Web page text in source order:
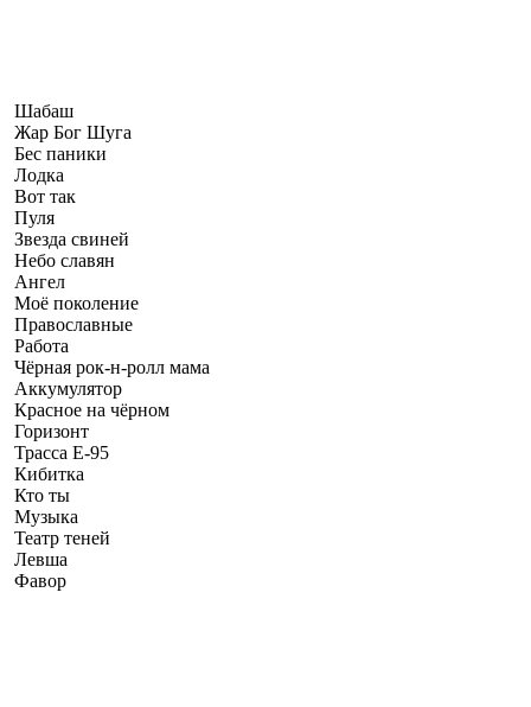
Шабаш
Жар Бог Шуга
Бес паники
Лодка
Вот так
Пуля
Звезда свиней
Небо славян
Ангел
Моё поколение
Православные
Работа
Чёрная рок-н-ролл мама
Аккумулятор
Красное на чёрном
Горизонт
Трасса Е-95
Кибитка
Кто ты
Музыка
Театр теней
Левша
Фавор